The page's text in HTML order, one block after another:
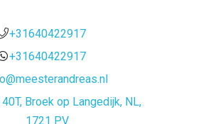
+31640422917
+31640422917
Broek op Langedijk, NL,
1721 PV